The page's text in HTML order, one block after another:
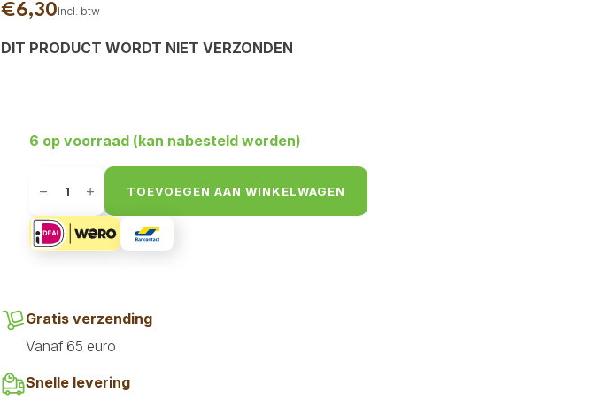
€6,30Incl. btw
DIT PRODUCT WORDT NIET VERZONDEN
6 op voorraad (kan nabesteld worden)
Kip
1
kg
aantal
TOEVOEGEN AAN WINKELWAGEN
Gratis verzending
Vanaf 65 euro
Snelle levering